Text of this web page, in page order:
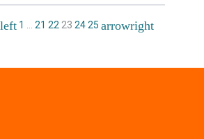
1 21 22 23 2425